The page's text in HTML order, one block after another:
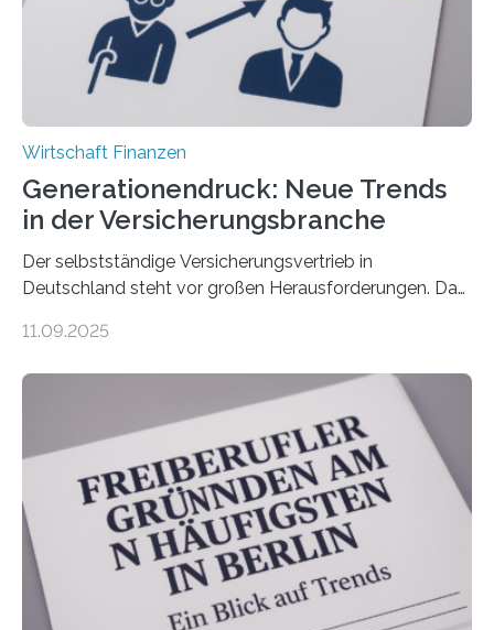
Wirtschaft Finanzen
Generationendruck: Neue Trends
in der Versicherungsbranche
Der selbstständige Versicherungsvertrieb in
Deutschland steht vor großen Herausforderungen. Das
Dr. Matthias Beenken und Prof. Dr. Lukas Linnenbrink
Bundesverbands Deutscher Versicherungskaufleute e.V.
durchgeführt haben. Die Studie basiert auf den
Antworten von 1.440 selbstständigen
Versicherungsvertreter*innen und -makler*innen. Ein
Ergebnis: Deutlich mehr als die Hälfte der Befragten ist
über 50 Jahre alt und wird in den nächsten Jahren eine
Nachfolgeregelung benötigen. Aber nur ein Drittel hat
bereits Regelungen…
11.09.2025